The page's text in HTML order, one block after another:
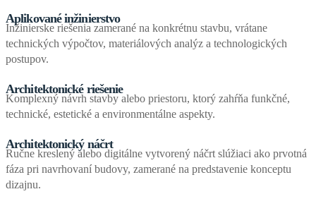
Aplikované inžinierstvo
Inžinierske riešenia zamerané na konkrétnu stavbu, vrátane
technických výpočtov, materiálových analýz a technologických
postupov.
Architektonické riešenie
Komplexný návrh stavby alebo priestoru, ktorý zahŕňa funkčné,
technické, estetické a environmentálne aspekty.
Architektonický náčrt
Ručne kreslený alebo digitálne vytvorený náčrt slúžiaci ako prvotná
fáza pri navrhovaní budovy, zamerané na predstavenie konceptu
dizajnu.